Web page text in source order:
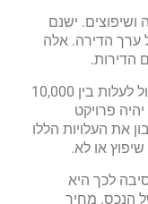
ושיפוצים. ישנם
ערך הדירה. אלה
הדירות.
תהליך השיפוץ יכול להיות יקר – הוא יכול לעלות בין 10,000
יהיה פרויקט
את העלויות הללו
או לא.
לכך היא
הנכס. מחיר